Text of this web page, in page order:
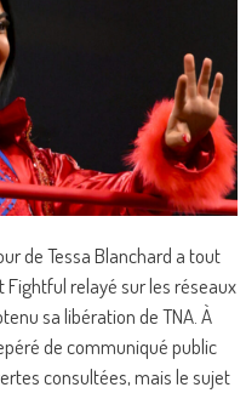
de Tessa Blanchard a tout
Fightful relayé sur les réseaux
sa libération de TNA. À
de communiqué public
consultées, mais le sujet